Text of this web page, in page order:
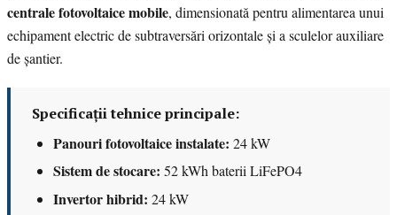
centrale fotovoltaice mobile, dimensionată pentru alimentarea unui
echipament electric de subtraversări orizontale și a sculelor auxiliare
de șantier.
Specificații tehnice principale:
Panouri fotovoltaice instalate: 24 kW
Sistem de stocare: 52 kWh baterii LiFePO4
Invertor hibrid: 24 kW